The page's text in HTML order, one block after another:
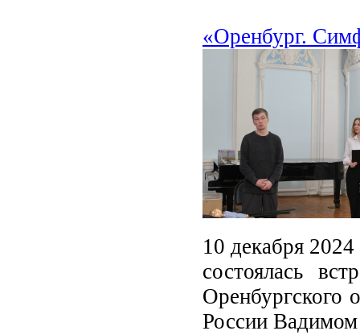
«Оренбург.
10 декабря
состоялась
Оренбургского
России